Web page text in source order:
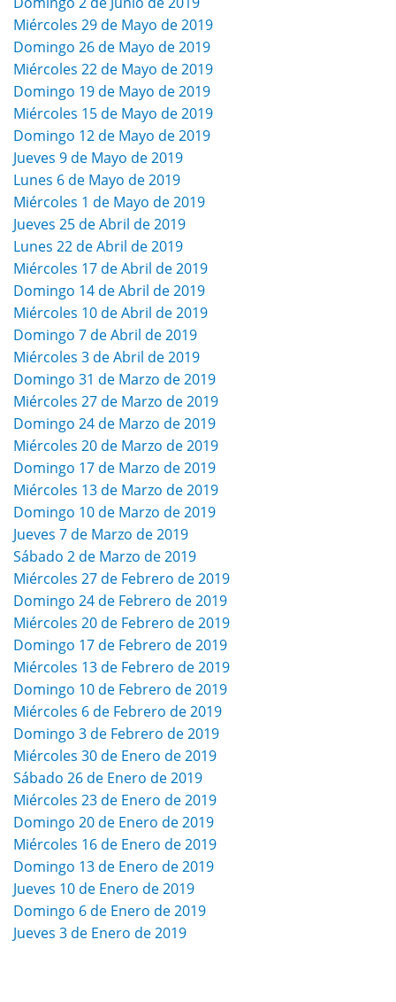
Miércoles 29 de Mayo de 2019
Domingo 26 de Mayo de 2019
Miércoles 22 de Mayo de 2019
Domingo 19 de Mayo de 2019
Miércoles 15 de Mayo de 2019
Domingo 12 de Mayo de 2019
Jueves 9 de Mayo de 2019
Lunes 6 de Mayo de 2019
Miércoles 1 de Mayo de 2019
Jueves 25 de Abril de 2019
Lunes 22 de Abril de 2019
Miércoles 17 de Abril de 2019
Domingo 14 de Abril de 2019
Miércoles 10 de Abril de 2019
Domingo 7 de Abril de 2019
Miércoles 3 de Abril de 2019
Domingo 31 de Marzo de 2019
Miércoles 27 de Marzo de 2019
Domingo 24 de Marzo de 2019
Miércoles 20 de Marzo de 2019
Domingo 17 de Marzo de 2019
Miércoles 13 de Marzo de 2019
Domingo 10 de Marzo de 2019
Jueves 7 de Marzo de 2019
Sábado 2 de Marzo de 2019
Miércoles 27 de Febrero de 2019
Domingo 24 de Febrero de 2019
Miércoles 20 de Febrero de 2019
Domingo 17 de Febrero de 2019
Miércoles 13 de Febrero de 2019
Domingo 10 de Febrero de 2019
Miércoles 6 de Febrero de 2019
Domingo 3 de Febrero de 2019
Miércoles 30 de Enero de 2019
Sábado 26 de Enero de 2019
Miércoles 23 de Enero de 2019
Domingo 20 de Enero de 2019
Miércoles 16 de Enero de 2019
Domingo 13 de Enero de 2019
Jueves 10 de Enero de 2019
Domingo 6 de Enero de 2019
Jueves 3 de Enero de 2019